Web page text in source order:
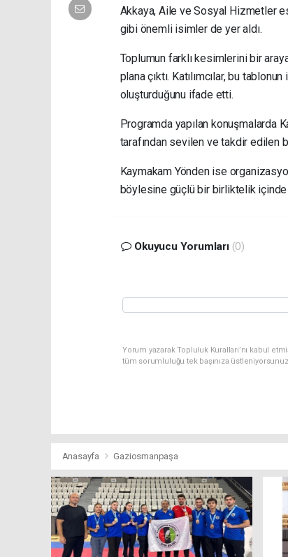
Akkaya, Aile ve Sosyal Hizmetler
gibi önemli isimler de yer aldı.
Toplumun farklı kesimlerini bir
plana çıktı. Katılımcılar, bu
oluşturduğunu ifade etti.
Programda yapılan konuşmalarda
tarafından sevilen ve takdir edilen
Kaymakam Yönden ise
böylesine güçlü bir birliktelik
Okuyucu Yorumları (0)
Yorum yazarak Topluluk Kuralları’nı kabul
tüm sorumluluğu tek başınıza
Anasayfa Gaziosmanpaşa